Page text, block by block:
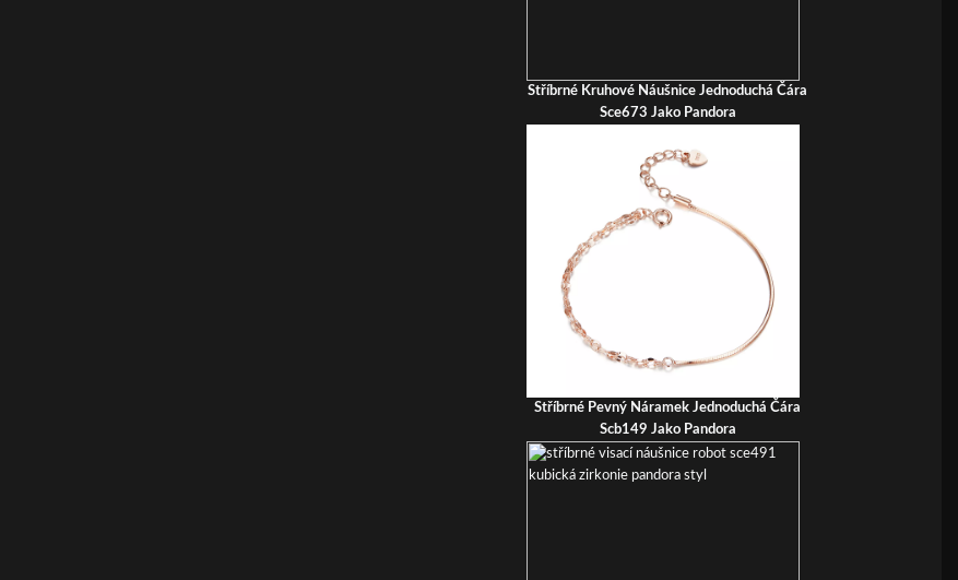
Stříbrné Kruhové Náušnice Jednoduchá Čára
Sce673 Jako Pandora
Stříbrné Pevný Náramek Jednoduchá Čára
Scb149 Jako Pandora